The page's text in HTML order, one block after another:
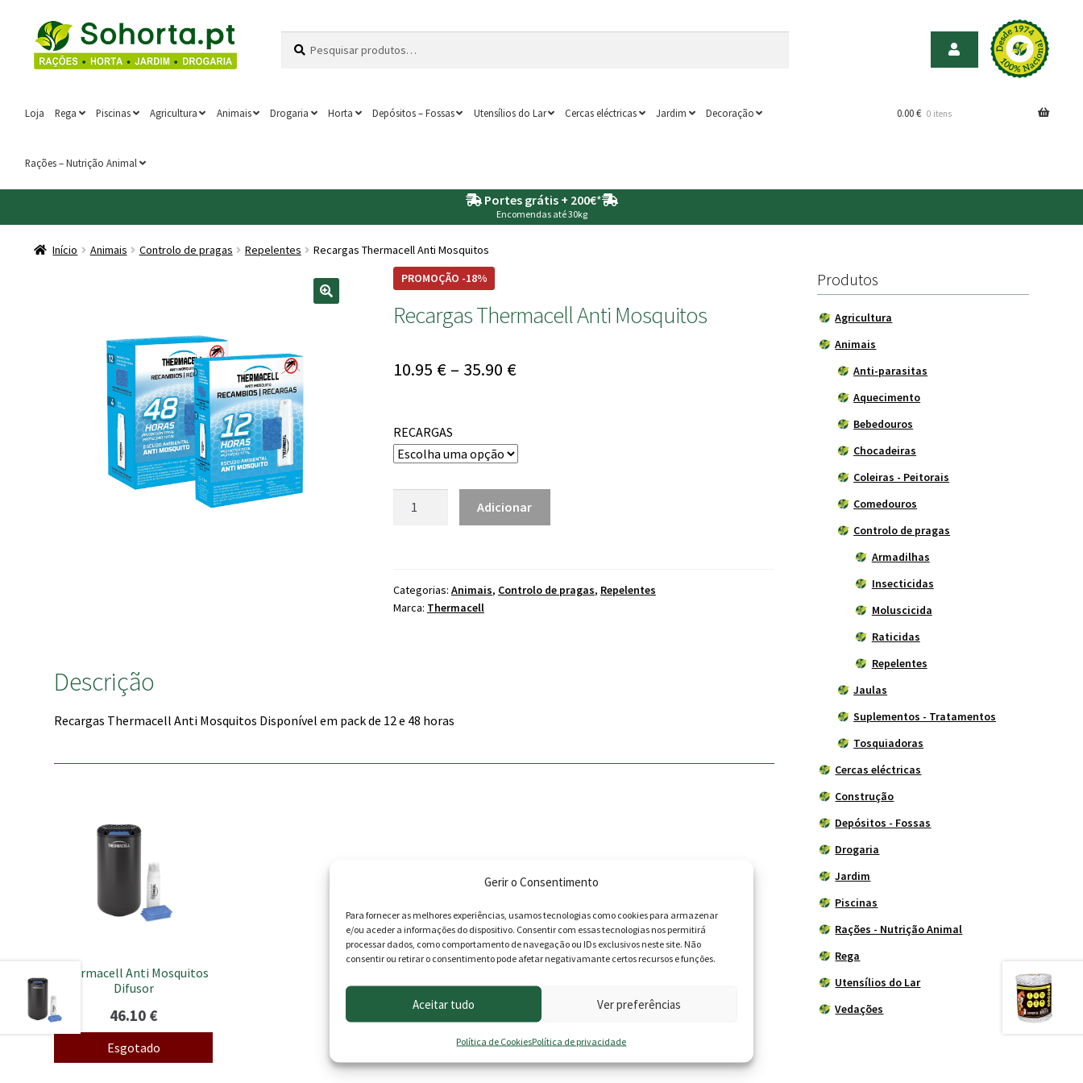
Gerir o Consentimento
Para fornecer as melhores experiências, usamos tecnologias como cookies para armazenar
e/ou aceder a informações do dispositivo. Consentir com essas tecnologias nos permitirá
processar dados, como comportamento de navegação ou IDs exclusivos neste site. Não
consentir ou retirar o consentimento pode afetar negativamante certos recursos e funções.
Aceitar tudo Ver preferências
Política de CookiesPolítica de privacidade
Ir
para
a
Saltar
para
o
por:
Loja Rega Piscinas Agricultura Animais Drogaria Horta Depósitos – Fossas Utensílios do Lar Cercas eléctricas Jardim Decoração
Rações – Nutrição Animal
0.00€ 0 itens
Portes grátis + 200€*
Encomendas até 30kg
Início Animais Controlo de pragas Repelentes
Recargas Thermacell Anti Mosquitos
PROMOÇÃO -18%
Recargas Thermacell Anti Mosquitos
10.95 € – 35.90 €Price
35.90 €
RECARGAS
Mosquitos
Adicionar
Categorias: Animais, Controlo de pragas, Repelentes
Marca: Thermacell
Descrição
Recargas Thermacell Anti Mosquitos Disponível em pack de 12 e 48 horas
Thermacell Anti Mosquitos
Difusor
46.10 €
Esgotado
Produtos
Agricultura
Animais
Anti-parasitas
Aquecimento
Bebedouros
Chocadeiras
Coleiras - Peitorais
Comedouros
Controlo de pragas
Armadilhas
Insecticidas
Moluscicida
Raticidas
Repelentes
Jaulas
Suplementos - Tratamentos
Tosquiadoras
Cercas eléctricas
Construção
Depósitos - Fossas
Drogaria
Jardim
Piscinas
Rações - Nutrição Animal
Rega
Utensílios do Lar
Vedações